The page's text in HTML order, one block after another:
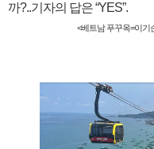
까?..기자의 답은 “YES”.
<베트남 푸꾸옥=이기